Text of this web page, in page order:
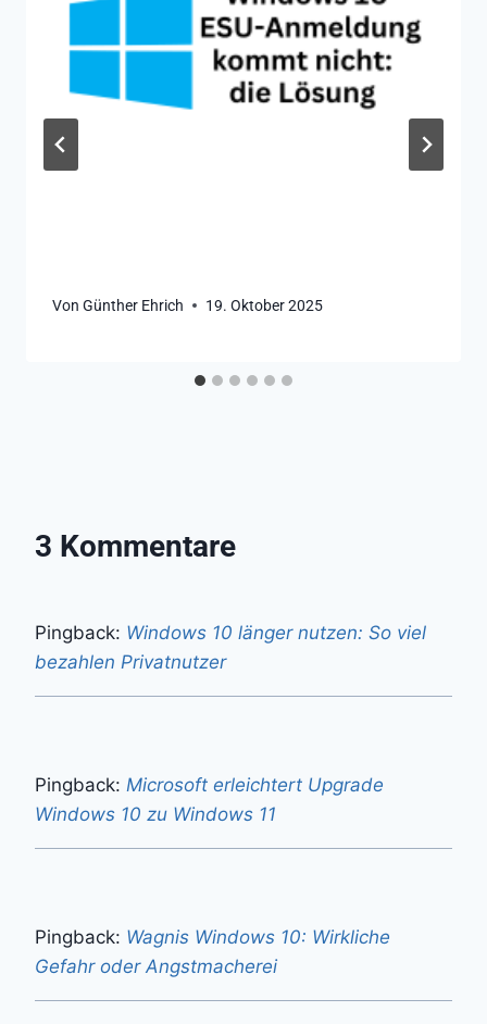
Von Günther Ehrich 19. Oktober 2025
3 Kommentare
Pingback: Windows 10 länger nutzen: So viel
bezahlen Privatnutzer
Pingback: Microsoft erleichtert Upgrade
Windows 10 zu Windows 11
Pingback: Wagnis Windows 10: Wirkliche
Gefahr oder Angstmacherei